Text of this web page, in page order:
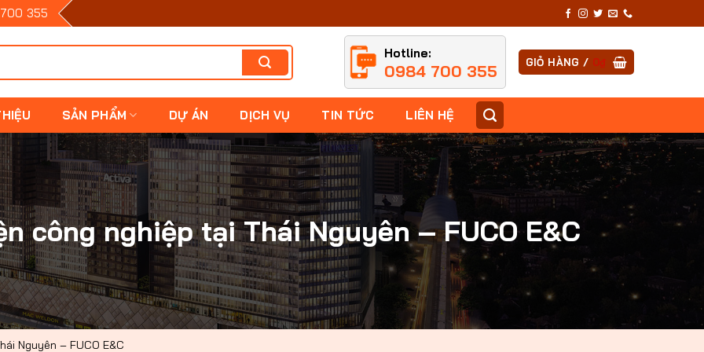
355
Hotline:
0984 700 355 GIỎ HÀNG / 0₫
SẢN PHẨM DỰ ÁN DỊCH VỤ TIN TỨC LIÊN HỆ
công nghiệp tại Thái Nguyên – FUCO E&C
Nguyên – FUCO E&C